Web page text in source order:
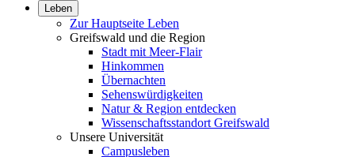
Leben
Zur Hauptseite Leben
Greifswald und die Region
Stadt mit Meer-Flair
Hinkommen
Übernachten
Sehenswürdigkeiten
Natur & Region entdecken
Wissenschaftsstandort Greifswald
Unsere Universität
Campusleben